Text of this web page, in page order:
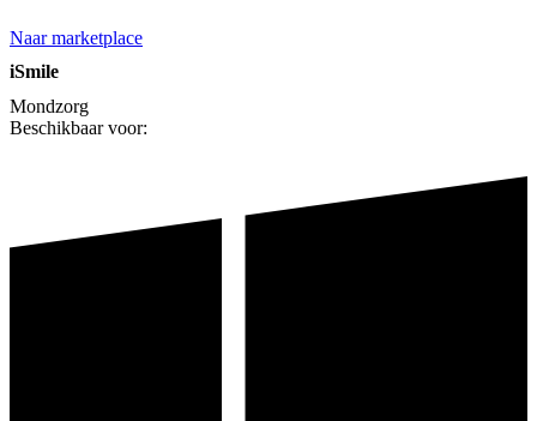
Naar marketplace
iSmile
Mondzorg
Beschikbaar voor: